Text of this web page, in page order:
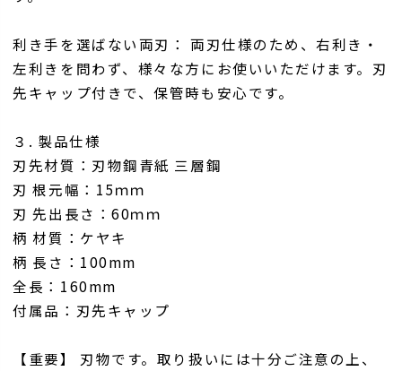
利き手を選ばない両刃： 両刃仕様のため、右利き・
左利きを問わず、様々な方にお使いいただけます。刃
先キャップ付きで、保管時も安心です。
３. 製品仕様
刃先材質：刃物鋼青紙 三層鋼
刃 根元幅：15ｍｍ
刃 先出長さ：60ｍｍ
柄 材質：ケヤキ
柄 長さ：100mm
全長：160mm
付属品：刃先キャップ
【重要】 刃物です。取り扱いには十分ご注意の上、